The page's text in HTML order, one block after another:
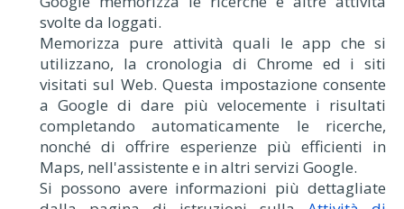
svolte da loggati.
Memorizza pure attività quali le app che si
utilizzano, la cronologia di Chrome ed i siti
visitati sul Web. Questa impostazione consente
a Google di dare più velocemente i risultati
completando automaticamente le ricerche,
nonché di offrire esperienze più efficienti in
Maps, nell'assistente e in altri servizi Google.
Si possono avere informazioni più dettagliate